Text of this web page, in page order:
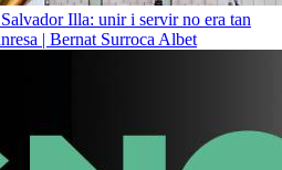
Illa: unir i servir no era tan
| Bernat Surroca Albet